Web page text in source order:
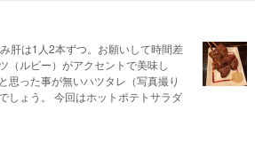
肝は1人2本ずつ。お願いして時間差
（ルビー）がアクセントで美味し
思った事が無いハツタレ（写真撮り
しょう。 今回はホットポテトサラダ